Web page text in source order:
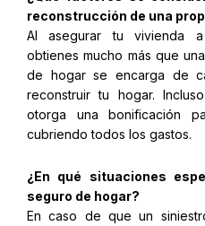
reconstrucción de una
Al asegurar tu vivienda
obtienes mucho más que
de hogar se encarga de
reconstruir tu hogar.
otorga una bonificación
cubriendo todos los gastos.
¿En qué situaciones
seguro de hogar?
En caso de que un